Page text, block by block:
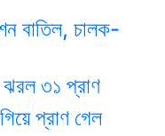
বাতিল, চালক-
ঝরল ৩১ প্রাণ
প্রাণ গেল